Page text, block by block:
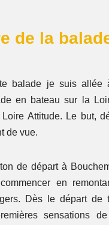
de la
balade je suis allée
en bateau sur la
Attitude. Le but,
de vue.
de départ à
en
Dès le départ de
sensations